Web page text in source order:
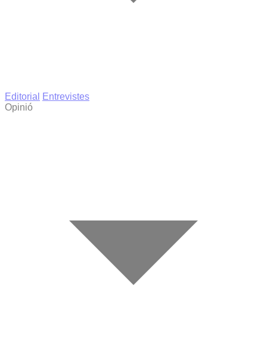
Editorial
Entrevistes
Opinió